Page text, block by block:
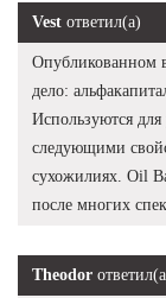
Vest ответил(а)
Опубликованном
дело:
Используются
следующими
сухожилиях. Oil
после многих
Theodor